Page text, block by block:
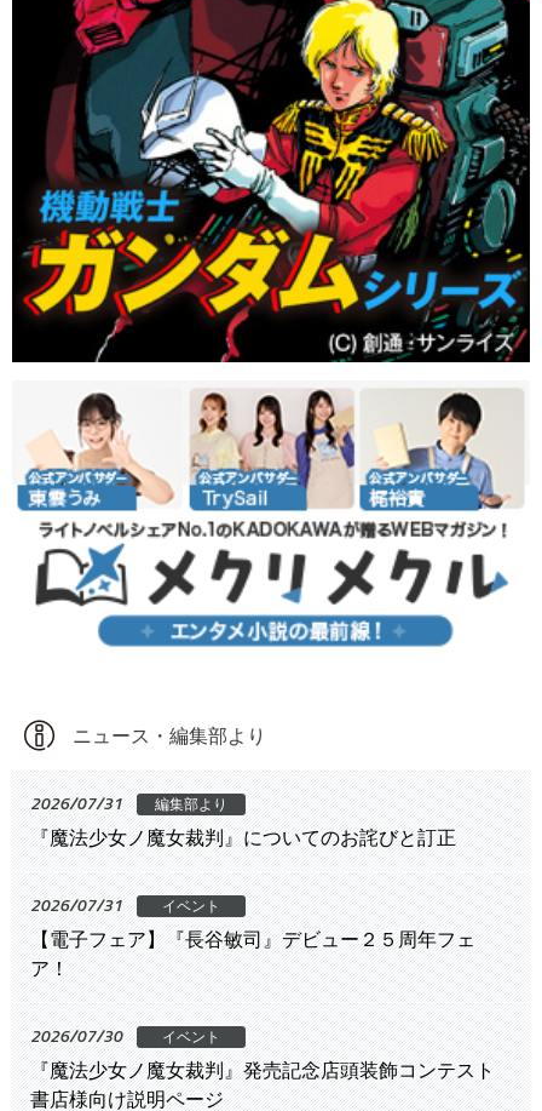
ニュース・編集部より
2026/07/31 編集部より
『魔法少女ノ魔女裁判』についてのお詫びと訂正
2026/07/31 イベント
【電子フェア】『長谷敏司』デビュー２５周年フェ
ア！
2026/07/30 イベント
『魔法少女ノ魔女裁判』発売記念店頭装飾コンテスト
書店様向け説明ページ